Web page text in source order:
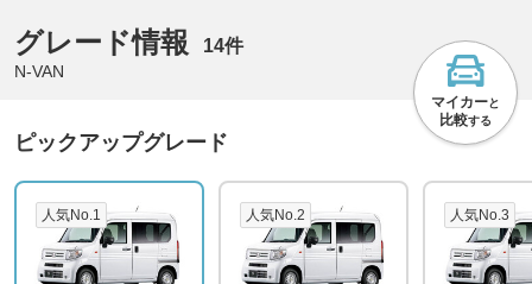
グレード情報 14件
N-VAN
マイカーと
比較する
ピックアップグレード
人気No.1 人気No.2 人気No.3